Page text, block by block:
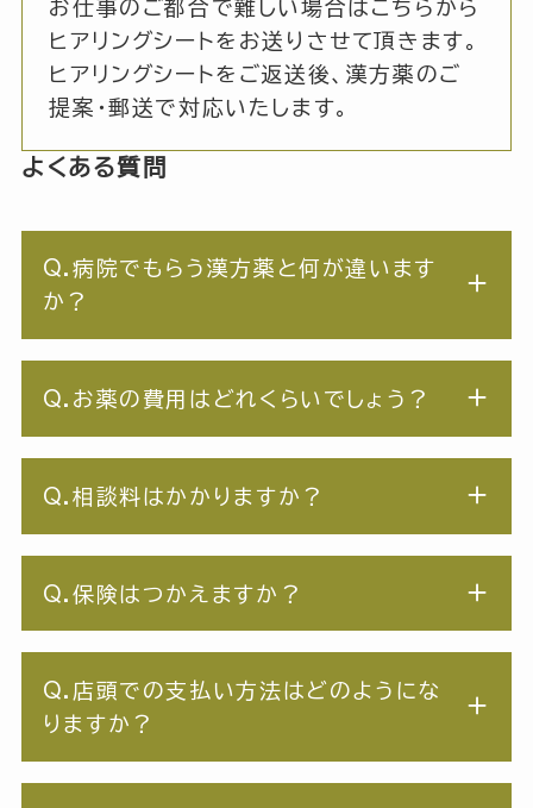
お仕事のご都合で難しい場合はこちらから
ヒアリングシートをお送りさせて頂きます。
ヒアリングシートをご返送後、漢方薬のご
提案・郵送で対応いたします。
よくある質問
Q.病院でもらう漢方薬と何が違います
か？
Q.お薬の費用はどれくらいでしょう？
Q.相談料はかかりますか？
Q.保険はつかえますか？
Q.店頭での支払い方法はどのようにな
りますか？